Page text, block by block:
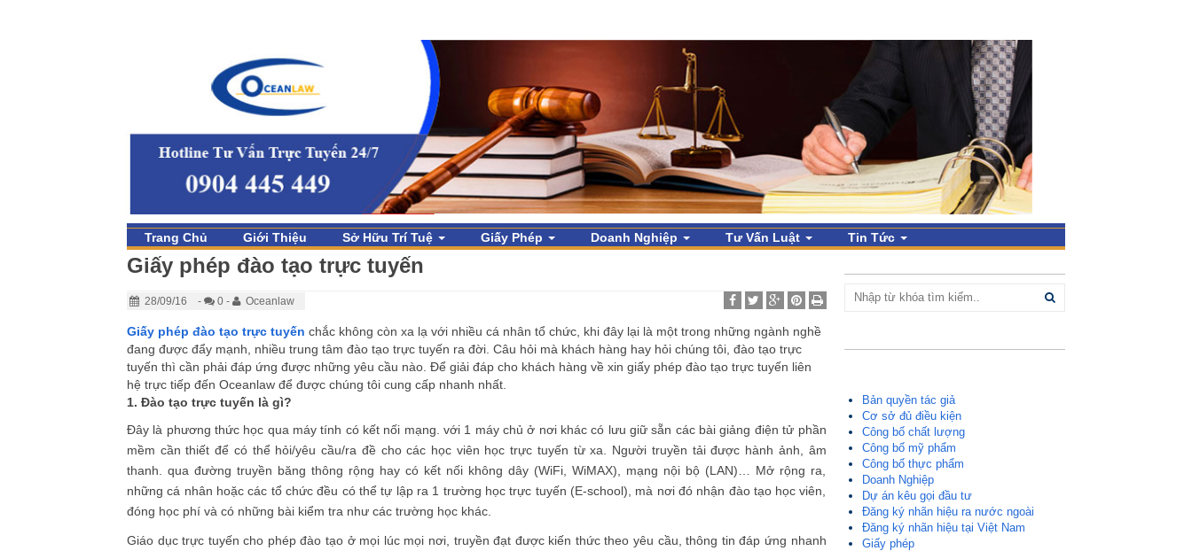
Trang Chủ Giới Thiệu Sở Hữu Trí Tuệ ​Giấy Phép Doanh Nghiệp Tư Vấn Luật Tin Tức
Giấy phép đào tạo trực tuyến
28/09/16 - 0 - Oceanlaw
Giấy phép đào tạo trực tuyến chắc không còn xa lạ với nhiều cá nhân tổ chức, khi đây lại là một trong những ngành nghề
đang được đẩy mạnh, nhiều trung tâm đào tạo trực tuyến ra đời. Câu hỏi mà khách hàng hay hỏi chúng tôi, đào tạo trực
tuyến thì cần phải đáp ứng được những yêu cầu nào. Để giải đáp cho khách hàng về xin giấy phép đào tạo trực tuyến liên
hệ trực tiếp đến Oceanlaw để được chúng tôi cung cấp nhanh nhất.
1. Đào tạo trực tuyến là gì?
Đây là phương thức học qua máy tính có kết nối mạng. với 1 máy chủ ở nơi khác có lưu giữ sẵn các bài giảng điện tử phần
mềm cần thiết để có thể hỏi/yêu cầu/ra đề cho các học viên học trực tuyến từ xa. Người truyền tải được hành ảnh, âm
thanh. qua đường truyền băng thông rộng hay có kết nối không dây (WiFi, WiMAX), mạng nội bộ (LAN)… Mở rộng ra,
những cá nhân hoặc các tổ chức đều có thể tự lập ra 1 trường học trực tuyến (E-school), mà nơi đó nhận đào tạo học viên,
đóng học phí và có những bài kiểm tra như các trường học khác.
Giáo dục trực tuyến cho phép đào tạo ở mọi lúc mọi nơi, truyền đạt được kiến thức theo yêu cầu, thông tin đáp ứng nhanh
Bản quyền tác giả
Cơ sở đủ điều kiện
Công bố chất lượng
Công bố mỹ phẩm
Công bố thực phẩm
Doanh Nghiệp
Dự án kêu gọi đầu tư
Đăng ký nhãn hiệu ra nước ngoài
Đăng ký nhãn hiệu tại Việt Nam
​Giấy phép